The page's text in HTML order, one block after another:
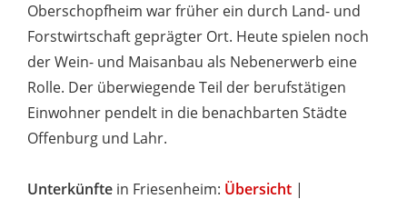
Oberschopfheim war früher ein durch Land- und
Forstwirtschaft geprägter Ort. Heute spielen noch
der Wein- und Maisanbau als Nebenerwerb eine
Rolle. Der überwiegende Teil der berufstätigen
Einwohner pendelt in die benachbarten Städte
Offenburg und Lahr.
Unterkünfte in Friesenheim: Übersicht |